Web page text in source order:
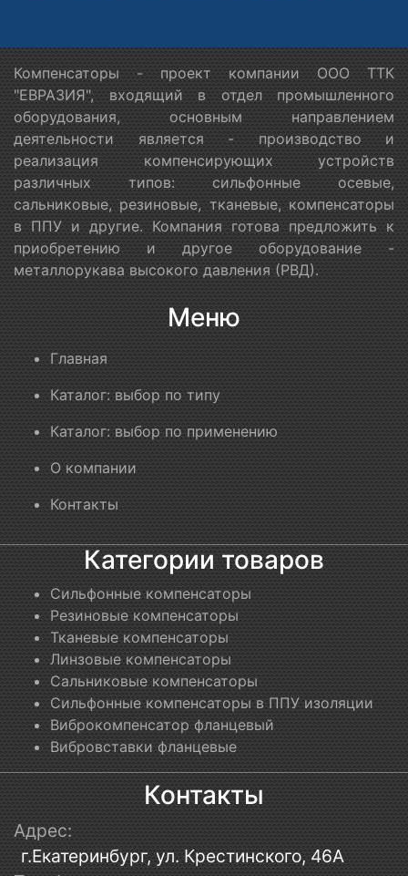
Компенсаторы - проект компании ООО ТТК
"ЕВРАЗИЯ", входящий в отдел промышленного
оборудования, основным направлением
деятельности является - производство и
реализация компенсирующих устройств
различных типов: сильфонные осевые,
сальниковые, резиновые, тканевые, компенсаторы
в ППУ и другие. Компания готова предложить к
приобретению и другое оборудование -
металлорукава высокого давления (РВД).
Меню
Главная
Каталог: выбор по типу
Каталог: выбор по применению
О компании
Контакты
Категории товаров
Сильфонные компенсаторы
Резиновые компенсаторы
Тканевые компенсаторы
Линзовые компенсаторы
Сальниковые компенсаторы
Сильфонные компенсаторы в ППУ изоляции
Виброкомпенсатор фланцевый
Вибровставки фланцевые
Контакты
Адрес:
г.Екатеринбург, ул. Крестинского, 46А